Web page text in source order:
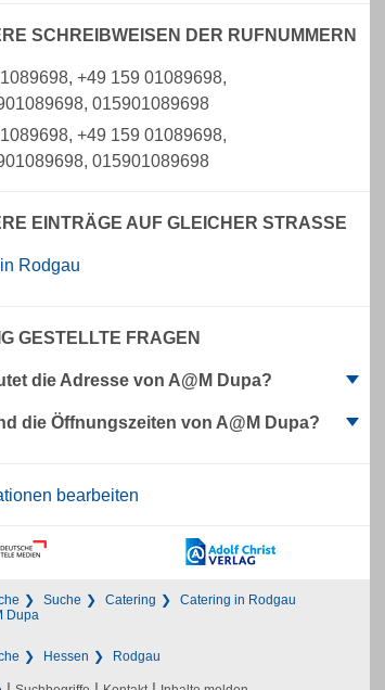
SCHREIBWEISEN DER RUFNUMMERN
+49 159 01089698,
015901089698
+49 159 01089698,
015901089698
EINTRÄGE AUF GLEICHER STRASSE
Rodgau
GESTELLTE FRAGEN
die Adresse von A@M Dupa?
die Öffnungszeiten von A@M Dupa?
bearbeiten
Suche Catering
Catering in Rodgau
Dupa
Hessen Rodgau